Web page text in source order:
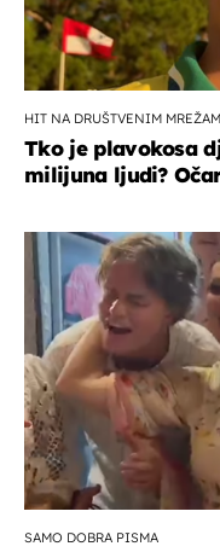
HIT NA DRUŠTVENIM
Tko je plavokosa
milijuna ljudi?
SAMO DOBRA PISMA